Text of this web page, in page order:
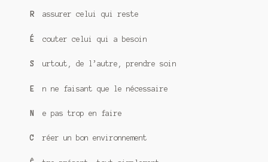
Sans retour
Sauver ou périr
Une baffe et ça repart
R assurer celui qui reste
É couter celui qui a besoin
S urtout, de l’autre, prendre soin
E n ne faisant que le nécessaire
N e pas trop en faire
C réer un bon environnement